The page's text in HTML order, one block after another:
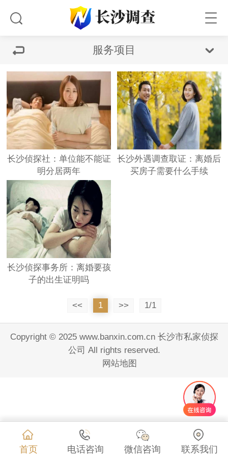
服务项目
长沙侦探社：单位能不能证
明分居两年
长沙外遇调查取证：离婚后
买房子需要什么手续
长沙侦探事务所：离婚要孩
子的出生证明吗
<< 1 >> 1/1
Copyright © 2025 www.banxin.com.cn 长沙市私家侦探
公司 All rights reserved.
网站地图
首页 电话咨询 微信咨询 联系我们